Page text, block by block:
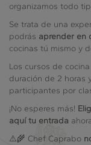
organizamos todo
Se trata de una
podrás aprender en
cocinas tú mismo y
Los cursos de
duración de 2 horas
participantes por
¡No esperes más!
aquí tu entrada
⚠️🌾 Chef Caprabo